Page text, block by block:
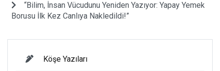
“Bilim, İnsan Vücudunu Yeniden Yazıyor: Yapay Yemek
Borusu İlk Kez Canlıya Nakledildi!”
Köşe Yazıları